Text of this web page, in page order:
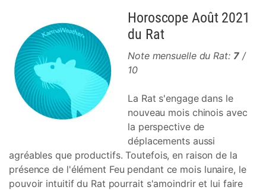
Horoscope Août 2021
du Rat
Note mensuelle du Rat: 7/
10
La Rat s'engage dans le
nouveau mois chinois avec
la perspective de
déplacements aussi
agréables que productifs. Toutefois, en raison de la
présence de l'élément Feu pendant ce mois lunaire, le
pouvoir intuitif du Rat pourrait s'amoindrir et lui faire